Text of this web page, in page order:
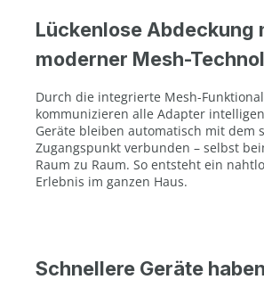
Lückenlose Abdeckung
moderner Mesh-
Durch die integrierte Mesh-
kommunizieren alle Adapter
Geräte bleiben automatisch mit dem
Zugangspunkt verbunden – selbst
Raum zu Raum. So entsteht ein
Erlebnis im ganzen Haus.
Schnellere Geräte